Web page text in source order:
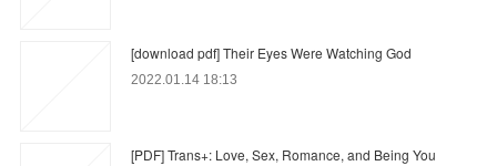
[download pdf] Their Eyes Were Watching God
2022.01.14 18:13
[PDF] Trans+: Love, Sex, Romance, and Being You